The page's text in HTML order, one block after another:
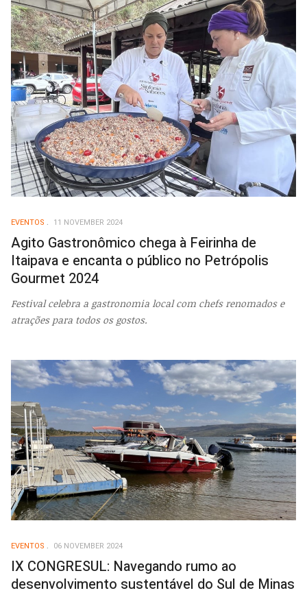
EVENTOS 11 NOVEMBER 2024
Agito Gastronômico chega à Feirinha de
Itaipava e encanta o público no Petrópolis
Gourmet 2024
Festival celebra a gastronomia local com chefs renomados e
atrações para todos os gostos.
EVENTOS 06 NOVEMBER 2024
IX CONGRESUL: Navegando rumo ao
desenvolvimento sustentável do Sul de Minas